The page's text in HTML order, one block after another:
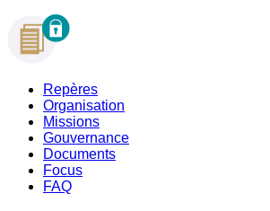
Repères
Organisation
Missions
Gouvernance
Documents
Focus
FAQ